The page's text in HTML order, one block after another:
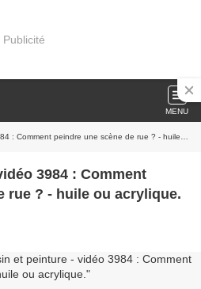
Publicité
MENU
peindre une scène de rue ? - huile ou acrylique.
3984 : Comment
rue ? - huile ou acrylique.